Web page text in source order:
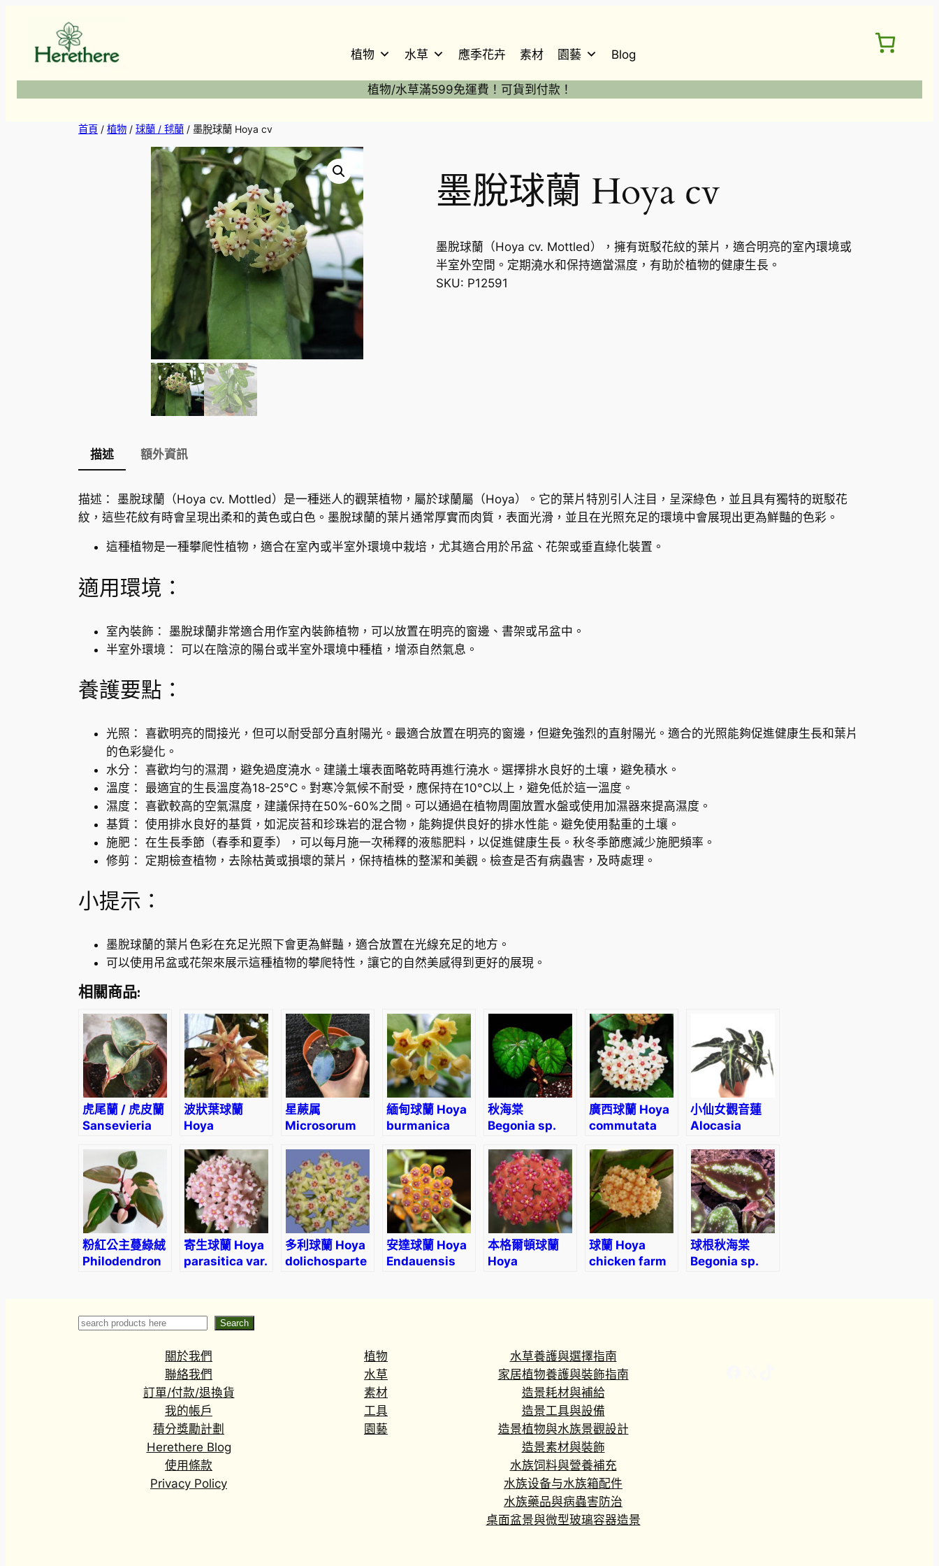
植物 水草 應季花卉 素材 園藝 Blog
植物/水草滿599免運費！可貨到付款！
首頁 / 植物 / 球蘭 / 毬蘭 / 墨脫球蘭 Hoya cv
墨脫球蘭 Hoya cv
墨脫球蘭（Hoya cv. Mottled），擁有斑駁花紋的葉片，適合明亮的室內環境或
半室外空間。定期澆水和保持適當濕度，有助於植物的健康生長。
SKU: P12591
描述 額外資訊
描述： 墨脫球蘭（Hoya cv. Mottled）是一種迷人的觀葉植物，屬於球蘭屬（Hoya）。它的葉片特別引人注目，呈深綠色，並且具有獨特的斑駁花
紋，這些花紋有時會呈現出柔和的黃色或白色。墨脫球蘭的葉片通常厚實而肉質，表面光滑，並且在光照充足的環境中會展現出更為鮮豔的色彩。
這種植物是一種攀爬性植物，適合在室內或半室外環境中栽培，尤其適合用於吊盆、花架或垂直綠化裝置。
適用環境：
室內裝飾： 墨脫球蘭非常適合用作室內裝飾植物，可以放置在明亮的窗邊、書架或吊盆中。
半室外環境： 可以在陰涼的陽台或半室外環境中種植，增添自然氣息。
養護要點：
光照： 喜歡明亮的間接光，但可以耐受部分直射陽光。最適合放置在明亮的窗邊，但避免強烈的直射陽光。適合的光照能夠促進健康生長和葉片
的色彩變化。
水分： 喜歡均勻的濕潤，避免過度澆水。建議土壤表面略乾時再進行澆水。選擇排水良好的土壤，避免積水。
溫度： 最適宜的生長溫度為18-25°C。對寒冷氣候不耐受，應保持在10°C以上，避免低於這一溫度。
濕度： 喜歡較高的空氣濕度，建議保持在50%-60%之間。可以通過在植物周圍放置水盤或使用加濕器來提高濕度。
基質： 使用排水良好的基質，如泥炭苔和珍珠岩的混合物，能夠提供良好的排水性能。避免使用黏重的土壤。
施肥： 在生長季節（春季和夏季），可以每月施一次稀釋的液態肥料，以促進健康生長。秋冬季節應減少施肥頻率。
修剪： 定期檢查植物，去除枯黃或損壞的葉片，保持植株的整潔和美觀。檢查是否有病蟲害，及時處理。
小提示：
墨脫球蘭的葉片色彩在充足光照下會更為鮮豔，適合放置在光線充足的地方。
可以使用吊盆或花架來展示這種植物的攀爬特性，讓它的自然美感得到更好的展現。
相關商品:
虎尾蘭 / 虎皮蘭
Sansevieria
Dwarf Plant
波狀葉球蘭
Hoya
星蕨属
Microsorum
緬甸球蘭 Hoya
burmanica
秋海棠
Begonia sp.
廣西球蘭 Hoya
commutata
小仙女觀音蓮
Alocasia
Arrow
粉紅公主蔓綠絨
Philodendron
寄生球蘭 Hoya
parasitica var.
多利球蘭 Hoya
dolichosparte
安達球蘭 Hoya
Endauensis
本格爾頓球蘭
Hoya
球蘭 Hoya
chicken farm
球根秋海棠
Begonia sp.
Search Search
關於我們
聯絡我們
訂單/付款/退換貨
我的帳戶
積分獎勵計劃
Herethere Blog
使用條款
Privacy Policy
植物
水草
素材
工具
園藝
水草養護與選擇指南
家居植物養護與裝飾指南
造景耗材與補給
造景工具與設備
造景植物與水族景觀設計
造景素材與裝飾
水族饲料與營養補充
水族设备与水族箱配件
水族藥品與病蟲害防治
桌面盆景與微型玻璃容器造景